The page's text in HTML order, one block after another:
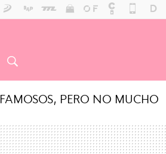
FAMOSOS, PERO NO MUCHO